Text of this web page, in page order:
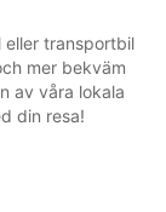
eller transportbil
mer bekväm
av våra lokala
din resa!